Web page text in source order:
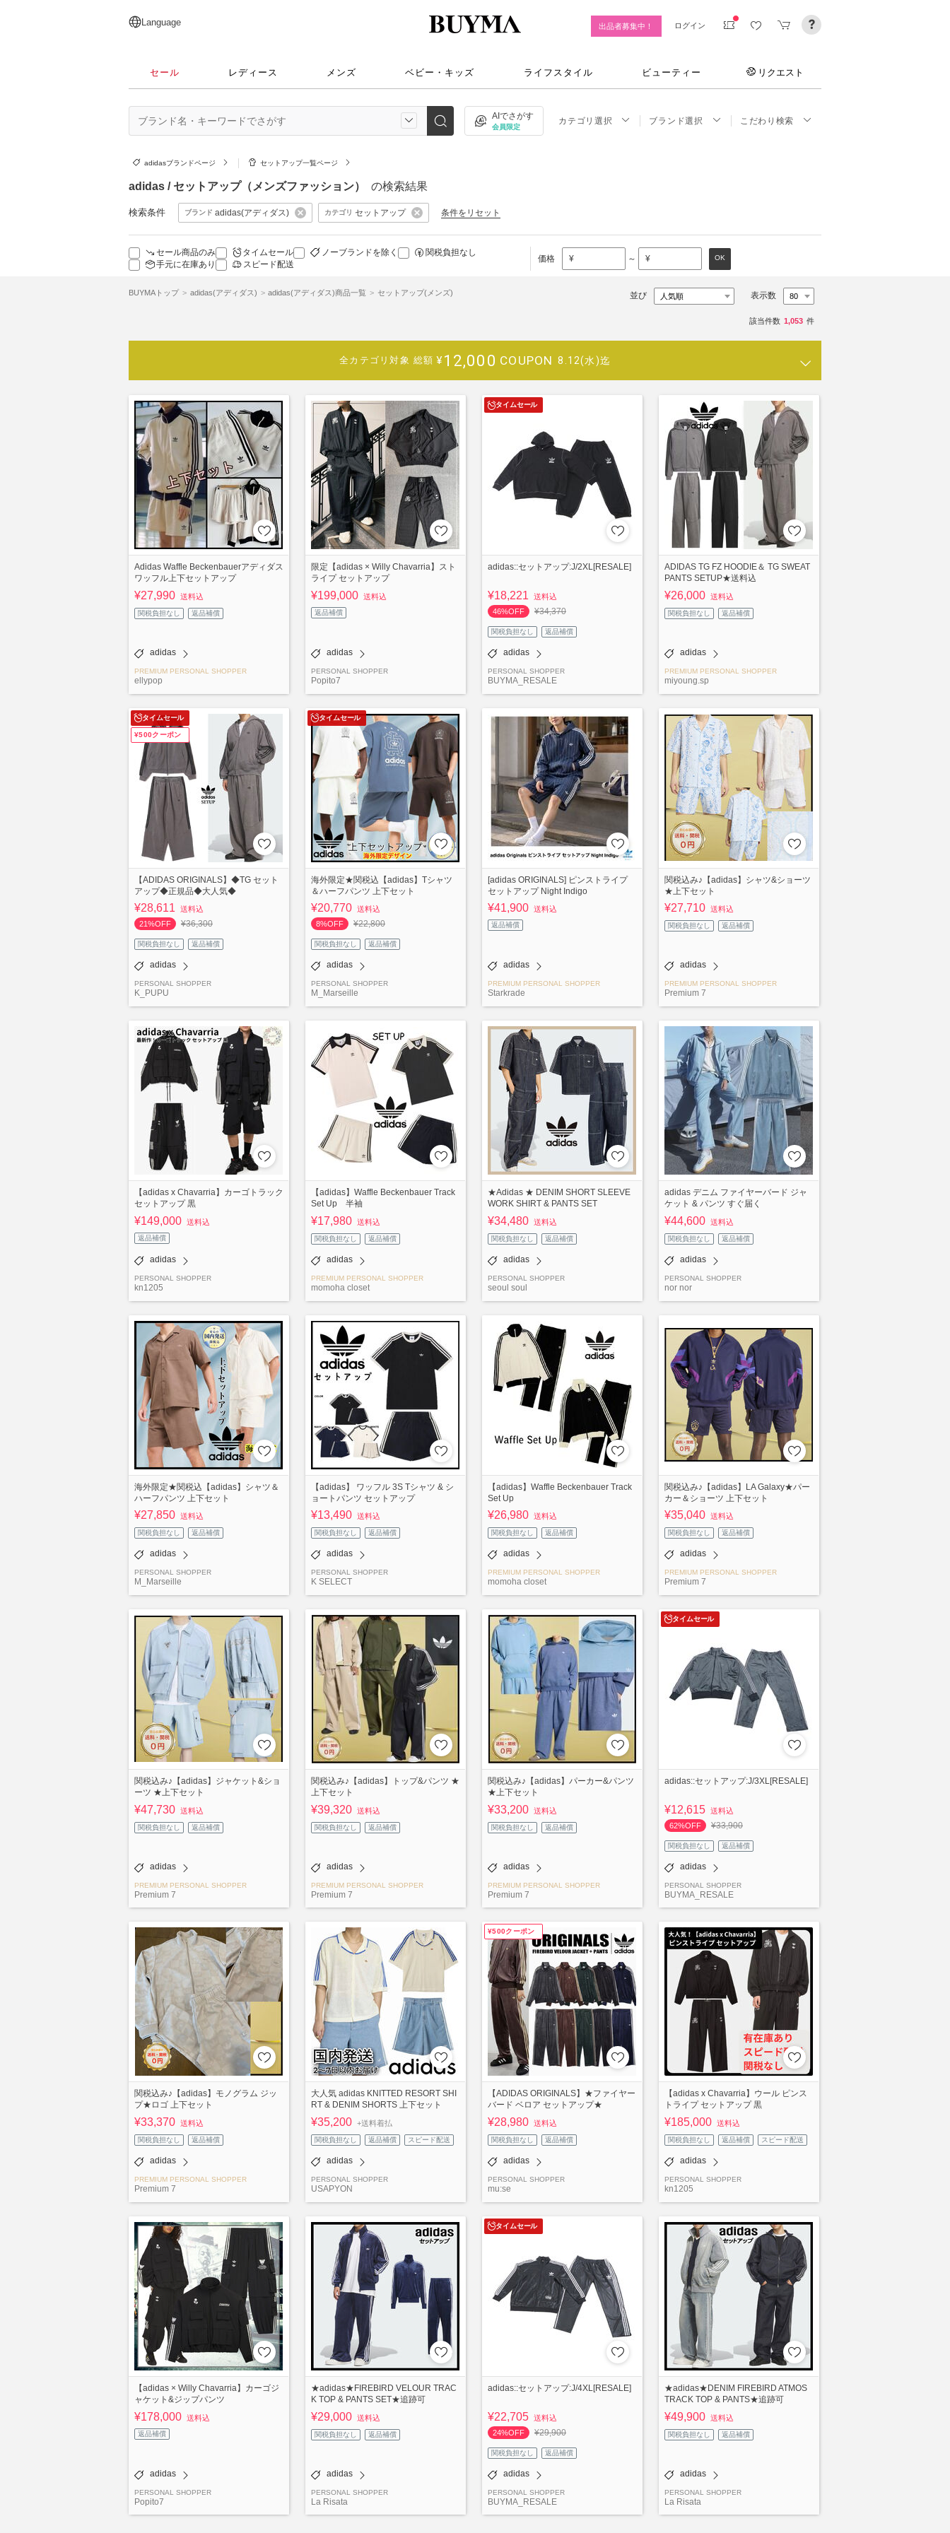
日本語
English
简体中文
繁體中文
Language 出品者募集中！ ログイン
セール レディース メンズ ベビー・キッズ ライフスタイル ビューティー リクエスト
AIでさがす
会員限定
カテゴリ選択 ブランド選択 こだわり検索
adidasブランドページ セットアップ一覧ページ
adidas / セットアップ（メンズファッション） の検索結果
検索条件 ブランド adidas(アディダス) カテゴリ セットアップ 条件をリセット
セール商品のみ タイムセール ノーブランドを除く
関税負担なし
手元に在庫あり
スピード配送
価格 ¥ ～ ¥ OK
BUYMAトップ adidas(アディダス) adidas(アディダス)商品一覧 セットアップ(メンズ) 並び 表示数
該当件数 1,053 件
全カテゴリ対象 総額 ¥12,000 COUPON 8.12(水)迄
Adidas Waffle Beckenbauerアディダス
ワッフル上下セットアップ
¥27,990 送料込
関税負担なし 返品補償
adidas
PREMIUM PERSONAL SHOPPER
ellypop
限定【adidas × Willy Chavarria】スト
ライプ セットアップ
¥199,000 送料込
返品補償
adidas
PERSONAL SHOPPER
Popito7
タイムセール
adidas::セットアップ:J/2XL[RESALE]
¥18,221
送料込
46%OFF
¥34,370
関税負担なし 返品補償
adidas
PERSONAL SHOPPER
BUYMA_RESALE
ADIDAS TG FZ HOODIE＆ TG SWEAT
PANTS SETUP★送料込
¥26,000 送料込
関税負担なし 返品補償
adidas
PREMIUM PERSONAL SHOPPER
miyoung.sp
タイムセール
¥500クーポン
【ADIDAS ORIGINALS】◆TG セット
アップ◆正規品◆大人気◆
¥28,611
送料込
21%OFF
¥36,300
関税負担なし 返品補償
adidas
PERSONAL SHOPPER
K_PUPU
タイムセール
海外限定★関税込【adidas】Tシャツ
＆ハーフパンツ 上下セット
¥20,770 送料込
8%OFF
¥22,800
関税負担なし 返品補償
adidas
PERSONAL SHOPPER
M_Marseille
[adidas ORIGINALS] ピンストライプ
セットアップ Night Indigo
¥41,900 送料込
返品補償
adidas
PREMIUM PERSONAL SHOPPER
Starkrade
関税込み♪【adidas】シャツ&ショーツ
★上下セット
¥27,710 送料込
関税負担なし 返品補償
adidas
PREMIUM PERSONAL SHOPPER
Premium 7
【adidas x Chavarria】カーゴトラック
セットアップ 黒
¥149,000 送料込
返品補償
adidas
PERSONAL SHOPPER
kn1205
【adidas】Waffle Beckenbauer Track
Set Up 半袖
¥17,980 送料込
関税負担なし 返品補償
adidas
PREMIUM PERSONAL SHOPPER
momoha closet
★Adidas ★ DENIM SHORT SLEEVE
WORK SHIRT & PANTS SET
¥34,480 送料込
関税負担なし 返品補償
adidas
PERSONAL SHOPPER
seoul soul
adidas デニム ファイヤーバード ジャ
ケット & パンツ すぐ届く
¥44,600 送料込
関税負担なし 返品補償
adidas
PERSONAL SHOPPER
nor nor
海外限定★関税込【adidas】シャツ＆
ハーフパンツ 上下セット
¥27,850 送料込
関税負担なし 返品補償
adidas
PERSONAL SHOPPER
M_Marseille
【adidas】 ワッフル 3S Tシャツ & シ
ョートパンツ セットアップ
¥13,490 送料込
関税負担なし 返品補償
adidas
PERSONAL SHOPPER
K SELECT
【adidas】Waffle Beckenbauer Track
Set Up
¥26,980 送料込
関税負担なし 返品補償
adidas
PREMIUM PERSONAL SHOPPER
momoha closet
関税込み♪【adidas】LA Galaxy★パー
カー＆ショーツ 上下セット
¥35,040 送料込
関税負担なし 返品補償
adidas
PREMIUM PERSONAL SHOPPER
Premium 7
関税込み♪【adidas】ジャケット&ショ
ーツ ★上下セット
¥47,730 送料込
関税負担なし 返品補償
adidas
PREMIUM PERSONAL SHOPPER
Premium 7
関税込み♪【adidas】トップ&パンツ ★
上下セット
¥39,320 送料込
関税負担なし 返品補償
adidas
PREMIUM PERSONAL SHOPPER
Premium 7
関税込み♪【adidas】パーカー&パンツ
★上下セット
¥33,200 送料込
関税負担なし 返品補償
adidas
PREMIUM PERSONAL SHOPPER
Premium 7
タイムセール
adidas::セットアップ:J/3XL[RESALE]
¥12,615 送料込
62%OFF
¥33,900
関税負担なし 返品補償
adidas
PERSONAL SHOPPER
BUYMA_RESALE
関税込み♪【adidas】モノグラム ジッ
プ★ロゴ 上下セット
¥33,370 送料込
関税負担なし 返品補償
adidas
PREMIUM PERSONAL SHOPPER
Premium 7
大人気 adidas KNITTED RESORT SHI
RT & DENIM SHORTS 上下セット
¥35,200 +送料着払
関税負担なし 返品補償 スピード配送
adidas
PERSONAL SHOPPER
USAPYON
¥500クーポン
【ADIDAS ORIGINALS】★ファイヤー
バード ベロア セットアップ★
¥28,980 送料込
関税負担なし 返品補償
adidas
PERSONAL SHOPPER
mu:se
【adidas x Chavarria】ウール ピンス
トライプ セットアップ 黒
¥185,000 送料込
関税負担なし 返品補償 スピード配送
adidas
PERSONAL SHOPPER
kn1205
【adidas × Willy Chavarria】カーゴジ
ャケット&ジップパンツ
¥178,000 送料込
返品補償
adidas
PERSONAL SHOPPER
Popito7
★adidas★FIREBIRD VELOUR TRAC
K TOP & PANTS SET★追跡可
¥29,000 送料込
関税負担なし 返品補償
adidas
PERSONAL SHOPPER
La Risata
タイムセール
adidas::セットアップ:J/4XL[RESALE]
¥22,705 送料込
24%OFF
¥29,900
関税負担なし 返品補償
adidas
PERSONAL SHOPPER
BUYMA_RESALE
★adidas★DENIM FIREBIRD ATMOS
TRACK TOP & PANTS★追跡可
¥49,900 送料込
関税負担なし 返品補償
adidas
PERSONAL SHOPPER
La Risata